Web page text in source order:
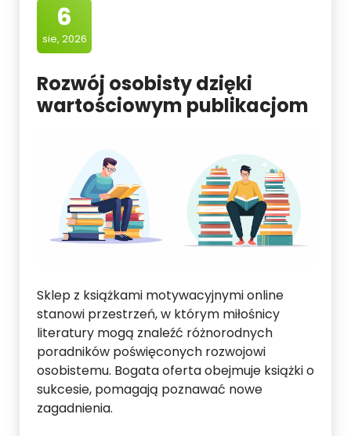
6
sie, 2026
Rozwój osobisty dzięki
wartościowym publikacjom
Sklep z książkami motywacyjnymi online
stanowi przestrzeń, w którym miłośnicy
literatury mogą znaleźć różnorodnych
poradników poświęconych rozwojowi
osobistemu. Bogata oferta obejmuje książki o
sukcesie, pomagają poznawać nowe
zagadnienia.